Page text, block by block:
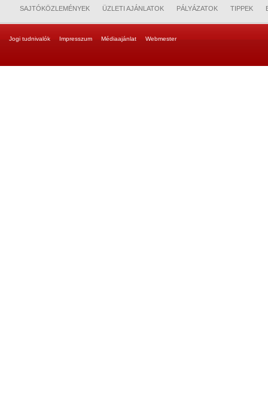
SAJTÓKÖZLEMÉNYEK ÜZLETI AJÁNLATOK PÁLYÁZATOK TIPPEK
Jogi tudnivalók Impresszum Médiaajánlat Webmester